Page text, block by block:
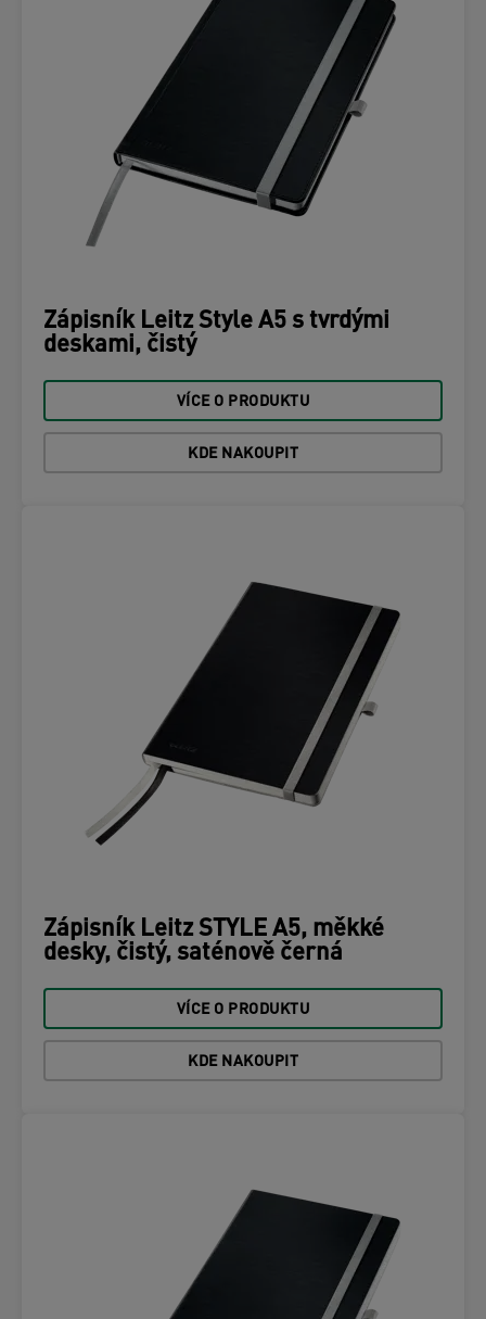
Zápisník Leitz Style A5 s tvrdými
deskami, čistý
VÍCE O PRODUKTU
KDE NAKOUPIT
Zápisník Leitz STYLE A5, měkké
desky, čistý, saténově černá
VÍCE O PRODUKTU
KDE NAKOUPIT